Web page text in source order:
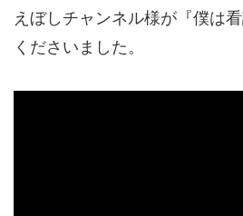
えぼしチャンネル様が『僕は
くださいました。